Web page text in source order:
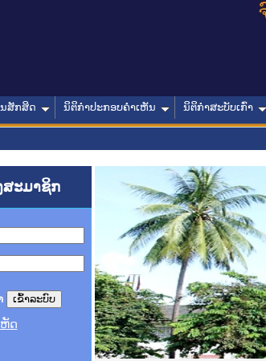
ສັກສິດ ນິຕິກໍາປະກອບຄໍາເຫັນ ນິຕິກໍາສະບັບເກົ່າ
ສະມາຊິກ
ດ